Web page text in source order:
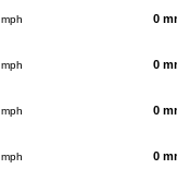
mph 0
mph 0
mph 0
mph 0